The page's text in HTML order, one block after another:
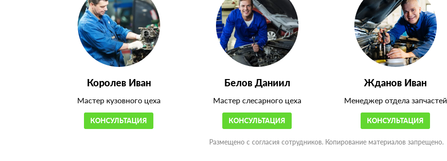
Королев Иван
Мастер кузовного цеха
КОНСУЛЬТАЦИЯ
Белов Даниил
Мастер слесарного цеха
КОНСУЛЬТАЦИЯ
Жданов Иван
Менеджер отдела запчастей
КОНСУЛЬТАЦИЯ
Размещено с согласия сотрудников. Копирование материалов запрещено.